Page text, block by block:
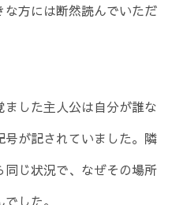
方には断然読んでいただ
した主人公は自分が誰な
が記されていました。隣
じ状況で、なぜその場所
した。